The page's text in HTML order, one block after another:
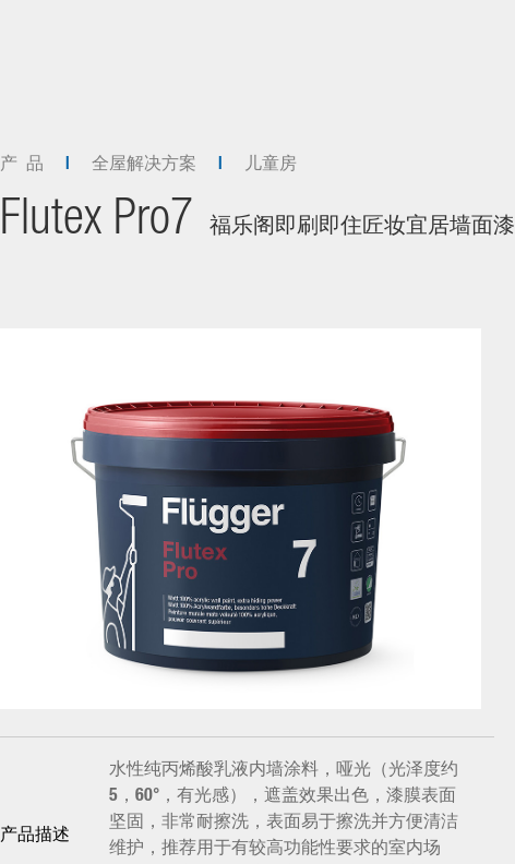
产 品 全屋解决方案 儿童房
Flutex Pro7 福乐阁即刷即住匠妆宜居墙面漆
产品描述
水性纯丙烯酸乳液内墙涂料，哑光（光泽度约
5，60°，有光感），遮盖效果出色，漆膜表面
坚固，非常耐擦洗，表面易于擦洗并方便清洁
维护，推荐用于有较高功能性要求的室内场